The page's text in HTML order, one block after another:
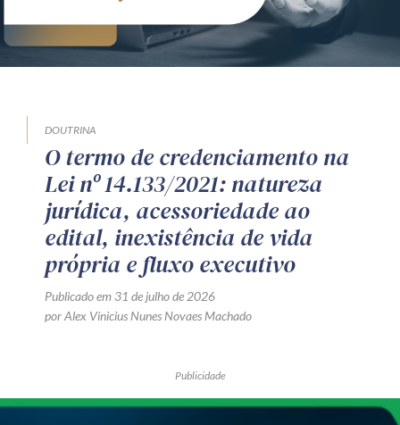
DOUTRINA
O termo de credenciamento na
Lei nº 14.133/2021: natureza
jurídica, acessoriedade ao
edital, inexistência de vida
própria e fluxo executivo
Publicado em 31 de julho de 2026
por Alex Vinicius Nunes Novaes Machado
Publicidade